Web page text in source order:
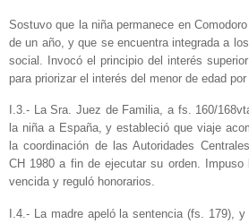
Sostuvo que la niña permanece en
de un año, y que se encuentra integrada a
social. Invocó el principio del interés
para priorizar el interés del menor de edad
I.3.- La Sra. Juez de Familia, a fs. 160/
la niña a España, y estableció que viaje
la coordinación de las Autoridades
CH 1980 a fin de ejecutar su orden.
vencida y reguló honorarios.
I.4.- La madre apeló la sentencia (fs. 179),